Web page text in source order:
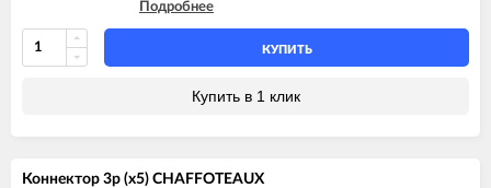
CHAFFOTEAUX PIGMA EVO SYSTEM 25 CF
CHAFFOTEAUX PIGMA EVO SYSTEM 25 FF
CHAFFOTEAUX PIGMA EVO SYSTEM 30 FF
CHAFFOTEAUX PIGMA EVO SYSTEM 35 FF
Подробнее
КУПИТЬ
Купить в 1 клик
Коннектор 3p (x5) CHAFFOTEAUX